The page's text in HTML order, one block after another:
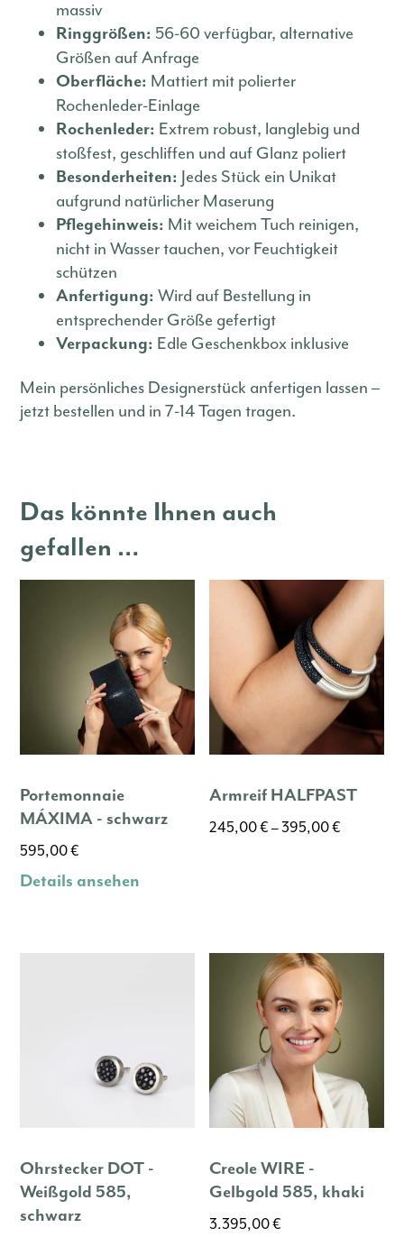
massiv
Ringgrößen: 56-60 verfügbar, alternative
Größen auf Anfrage
Oberfläche: Mattiert mit polierter
Rochenleder-Einlage
Rochenleder: Extrem robust, langlebig und
stoßfest, geschliffen und auf Glanz poliert
Besonderheiten: Jedes Stück ein Unikat
aufgrund natürlicher Maserung
Pflegehinweis: Mit weichem Tuch reinigen,
nicht in Wasser tauchen, vor Feuchtigkeit
schützen
Anfertigung: Wird auf Bestellung in
entsprechender Größe gefertigt
Verpackung: Edle Geschenkbox inklusive
Mein persönliches Designerstück anfertigen lassen –
jetzt bestellen und in 7-14 Tagen tragen.
Das könnte Ihnen auch
gefallen …
Portemonnaie
MÁXIMA - schwarz
595,00€
Details ansehen
Armreif HALFPAST
245,00€–395,00€
Varianten
Optionen
können
auf
der
Produktseite
werden
Ohrstecker DOT -
Weißgold 585,
schwarz
Creole WIRE -
Gelbgold 585, khaki
3.395,00€